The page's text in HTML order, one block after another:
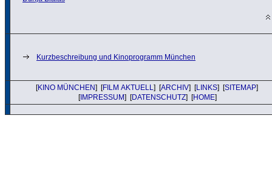
Kurzbeschreibung und Kinoprogramm München
[KINO MÜNCHEN] [FILM AKTUELL] [ARCHIV] [LINKS] [SITEMAP]
[IMPRESSUM] [DATENSCHUTZ] [HOME]